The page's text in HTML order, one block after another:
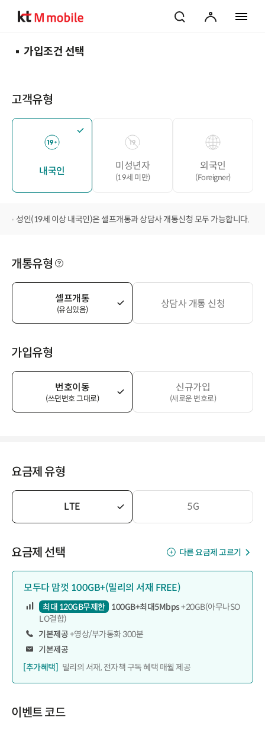
검색
마이페이지
가입조건 선택
고객유형
내국인 미성년자
(19세 미만)
외국인
(Foreigner)
성인(19세 이상 내국인)은 셀프개통과 상담사 개통신청 모두 가능합니다.
개통유형
셀프개통
(유심있음) 상담사 개통 신청
가입유형
번호이동
(쓰던번호 그대로)
신규가입
(새로운 번호로)
요금제 유형
LTE 5G
요금제 선택 다른 요금제 고르기
모두다 맘껏 100GB+(밀리의 서재 FREE)
최대 120GB무제한 100GB+최대5Mbps+20GB(아무나SO
LO결합)
기본제공+영상/부가통화 300분
기본제공
[추가혜택]
밀리의 서재, 전자책 구독 혜택 매월 제공
이벤트 코드